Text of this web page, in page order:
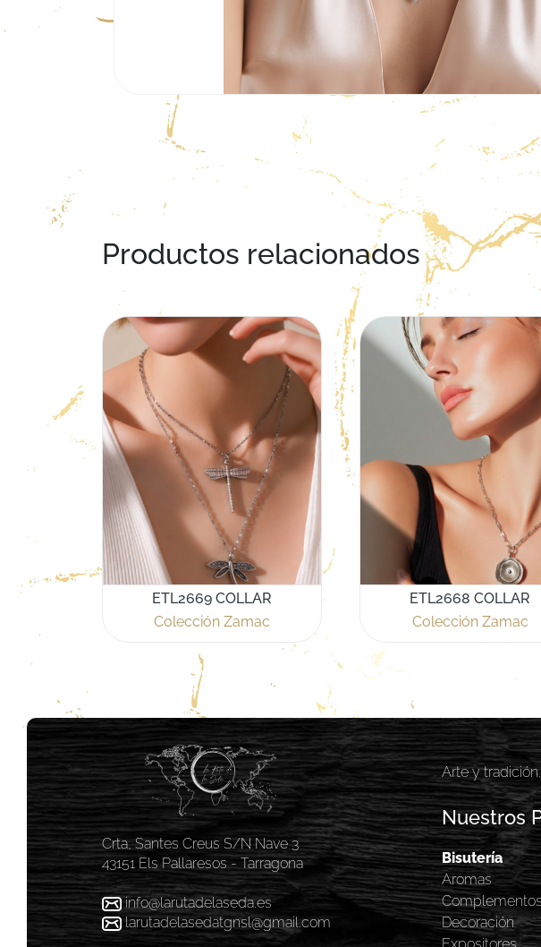
Productos relacionados
ETL2669 COLLAR
Colección Zamac
ETL2668 COLLAR
Colección Zamac
Crta, Santes Creus S/N Nave 3
43151 Els Pallaresos - Tarragona
info@larutadelaseda.es
larutadelasedatgnsl@gmail.com
Arte y
Nuestros
Bisutería
Aromas
Complementos
Decoración